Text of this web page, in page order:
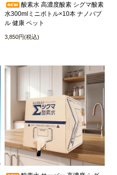
酸素水 高濃度酸素 シグマ酸素
水300mlミニボトル×10本 ナノバブ
ル 健康 ペット
3,850円(税込)